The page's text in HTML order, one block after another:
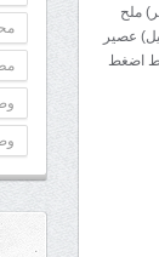
ملح
عصير
اضغط